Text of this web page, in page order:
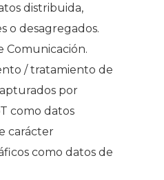
distribuida,
o desagregados.
Comunicación.
/ tratamiento de
por
como datos
carácter
como datos de